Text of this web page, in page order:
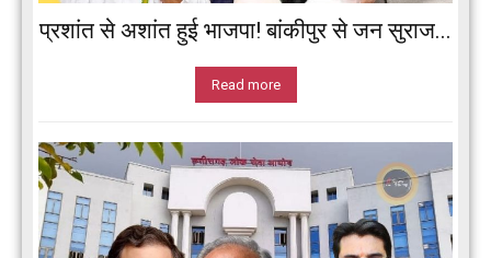
प्रशांत से अशांत हुई भाजपा! बांकीपुर से जन सुराज...
Read more